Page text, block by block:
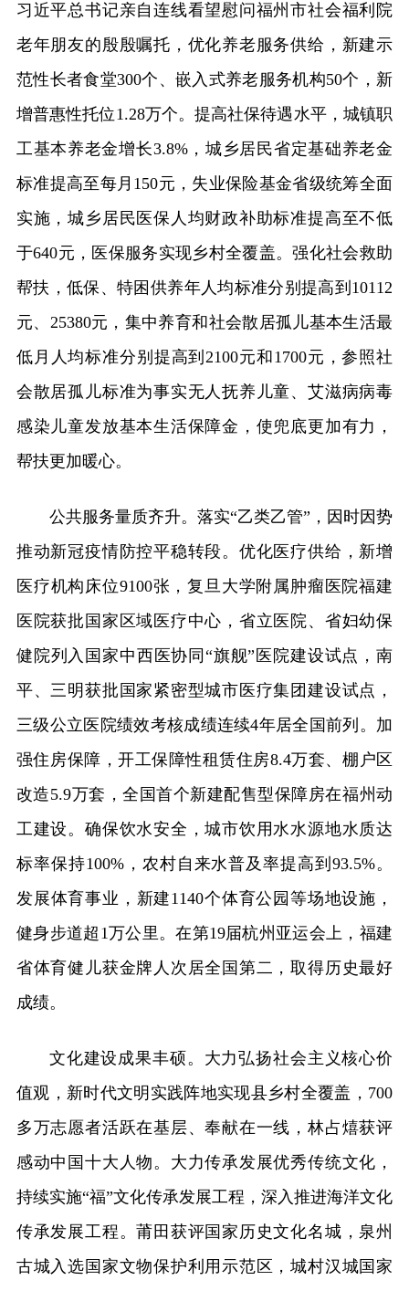
习近平总书记亲自连线看望慰问福州市社会福利院
老年朋友的殷殷嘱托，优化养老服务供给，新建示
范性长者食堂300个、嵌入式养老服务机构50个，新
增普惠性托位1.28万个。提高社保待遇水平，城镇职
工基本养老金增长3.8%，城乡居民省定基础养老金
标准提高至每月150元，失业保险基金省级统筹全面
实施，城乡居民医保人均财政补助标准提高至不低
于640元，医保服务实现乡村全覆盖。强化社会救助
帮扶，低保、特困供养年人均标准分别提高到10112
元、25380元，集中养育和社会散居孤儿基本生活最
低月人均标准分别提高到2100元和1700元，参照社
会散居孤儿标准为事实无人抚养儿童、艾滋病病毒
感染儿童发放基本生活保障金，使兜底更加有力，
帮扶更加暖心。
公共服务量质齐升。落实“乙类乙管”，因时因势
推动新冠疫情防控平稳转段。优化医疗供给，新增
医疗机构床位9100张，复旦大学附属肿瘤医院福建
医院获批国家区域医疗中心，省立医院、省妇幼保
健院列入国家中西医协同“旗舰”医院建设试点，南
平、三明获批国家紧密型城市医疗集团建设试点，
三级公立医院绩效考核成绩连续4年居全国前列。加
强住房保障，开工保障性租赁住房8.4万套、棚户区
改造5.9万套，全国首个新建配售型保障房在福州动
工建设。确保饮水安全，城市饮用水水源地水质达
标率保持100%，农村自来水普及率提高到93.5%。
发展体育事业，新建1140个体育公园等场地设施，
健身步道超1万公里。在第19届杭州亚运会上，福建
省体育健儿获金牌人次居全国第二，取得历史最好
成绩。
文化建设成果丰硕。大力弘扬社会主义核心价
值观，新时代文明实践阵地实现县乡村全覆盖，700
多万志愿者活跃在基层、奉献在一线，林占熺获评
感动中国十大人物。大力传承发展优秀传统文化，
持续实施“福”文化传承发展工程，深入推进海洋文化
传承发展工程。莆田获评国家历史文化名城，泉州
古城入选国家文物保护利用示范区，城村汉城国家